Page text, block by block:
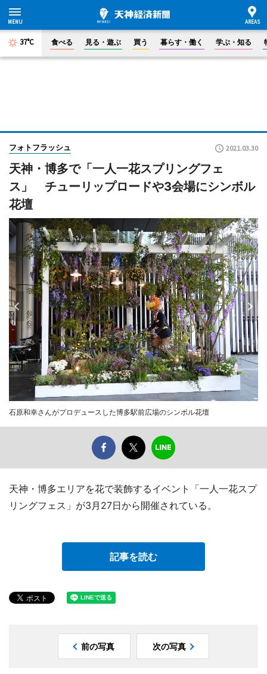
37°C 食べる 見る・遊ぶ 買う 暮らす・働く 学ぶ・知る
フォトフラッシュ 2021.03.30
天神・博多で「一人一花スプリングフェ
ス」 チューリップロードや3会場にシンボル
花壇
石原和幸さんがプロデュースした博多駅前広場のシンボル花壇
天神・博多エリアを花で装飾するイベント「一人一花スプ
リングフェス」が3月27日から開催されている。
記事を読む
前の写真 次の写真